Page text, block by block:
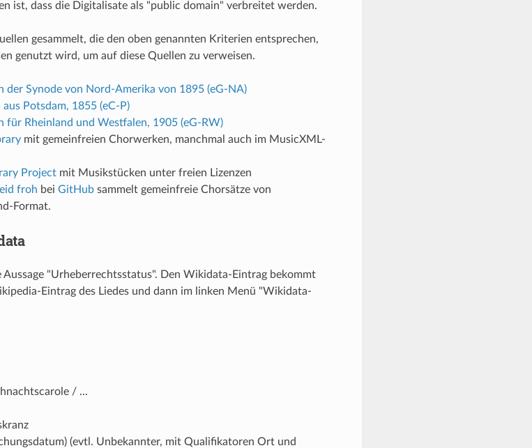
ist, dass die Digitalisate als "public domain" verbreitet werden.
gesammelt, die den oben genannten Kriterien entsprechen,
genutzt wird, um auf diese Quellen zu verweisen.
der Synode von Nord-Amerika von 1895 (eG-NA)
Potsdam, 1855 (eC-P)
für Rheinland und Westfalen, 1905 (eG-RW)
mit gemeinfreien Chorwerken, manchmal auch im MusicXML-
Projectmit Musikstücken unter freien Lizenzen
froh bei GitHubsammelt gemeinfreie Chorsätze von
Format.
"Urheberrechtsstatus". Den Wikidata-Eintrag bekommt
Eintrag des Liedes und dann im linken Menü "Wikidata-
/ ...
(evtl. Unbekannter, mit Qualifikatoren Ort und